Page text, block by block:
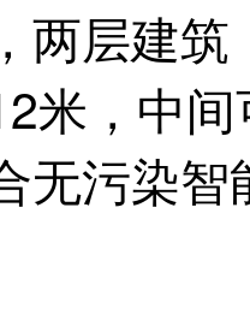
两层建
米，中
无污染